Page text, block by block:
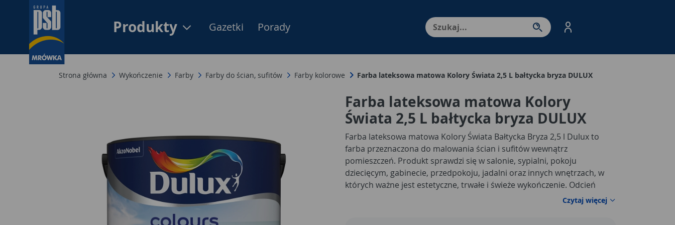
Produkty Menu Produktów, nawigacja: Enter - przejdź do strony produktów. Spacja – otwórz/
Gazetki Porady
Strona główna Wykończenie Farby Farby do ścian, sufitów Farby kolorowe Farba lateksowa matowa Kolory Świata 2,5 L bałtycka bryza DULUX
Farba lateksowa matowa Kolory
Świata 2,5 L bałtycka bryza DULUX
Farba lateksowa matowa Kolory Świata Bałtycka Bryza 2,5 l Dulux to
farba przeznaczona do malowania ścian i sufitów wewnątrz
pomieszczeń. Produkt sprawdzi się w salonie, sypialni, pokoju
dziecięcym, gabinecie, przedpokoju, jadalni oraz innych wnętrzach, w
których ważne jest estetyczne, trwałe i świeże wykończenie. Odcień
Bałtycka Bryza to lekka, spokojna barwa inspirowana nadmorskim
Czytaj więcej